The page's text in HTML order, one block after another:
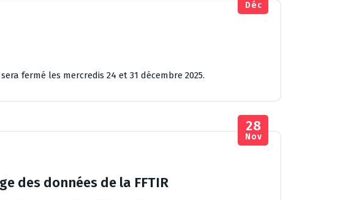
Déc
fermé les mercredis 24 et 31 décembre 2025.
28
Nov
des données de la FFTIR